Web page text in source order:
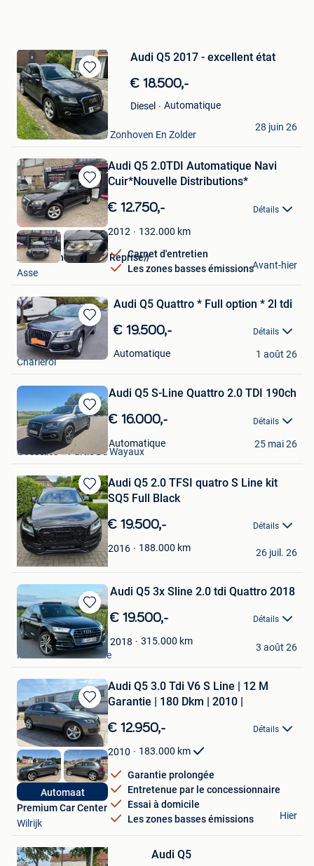
Sauvegarder
dans
Mes
Favoris
Audi Q5 2017 - excellent état
€ 18.500,-
Diesel
Automatique
Eric
Houthalen+ Deel Van Zonhoven En Zolder
28 juin 26
Sauvegarder
dans
Mes
Favoris
Audi Q5 2.0TDI Automatique Navi
Cuir*Nouvelle Distributions*
€ 12.750,- Détails
2012 132.000 km
Carnet d'entretien
Les zones basses émissions
AUTO/Achat Vendre Reprise//
Asse
Avant-hier
Sauvegarder
dans
Mes
Audi Q5 Quattro * Full option * 2l tdi
€ 19.500,- Détails
Automatique
Moussa Mems
Charleroi
1 août 26
Sauvegarder
dans
Mes
Favoris
Audi Q5 S-Line Quattro 2.0 TDI 190ch
€ 16.000,- Détails
Automatique
Losi Flavio
Gosselies + Partie De Wayaux
25 mai 26
Sauvegarder
dans
Mes
Favoris
Audi Q5 2.0 TFSI quatro S Line kit
SQ5 Full Black
€ 19.500,- Détails
2016 188.000 km
sandra frederickx
Buggenhout
26 juil. 26
Sauvegarder
dans
Mes
Favoris
Audi Q5 3x Sline 2.0 tdi Quattro 2018
€ 19.500,- Détails
2018 315.000 km
Velo Pro Bike
Mont-Sur-Marchienne
3 août 26
Sauvegarder
dans
Mes
Favoris
Automaat
Audi Q5 3.0 Tdi V6 S Line | 12 M
Garantie | 180 Dkm | 2010 |
€ 12.950,- Détails
2010 183.000 km
Garantie prolongée
Entretenue par le concessionnaire
Essai à domicile
Les zones basses émissions
Premium Car Center
Wilrijk
Hier
Sauvegarder
Mes
Favoris
Audi Q5